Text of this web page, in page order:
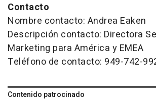
Contacto
Nombre contacto: Andrea Eaken
Descripción contacto: Directora
Marketing para América y EMEA
Teléfono de contacto: 949-742-
Contenido patrocinado